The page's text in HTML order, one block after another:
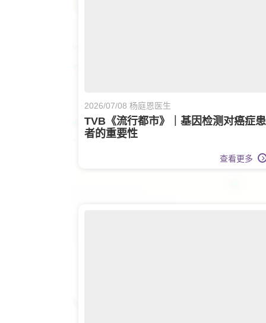
2026/07/08 杨庭恩医生
TVB《流行都市》｜基因检测对癌症患
者的重要性
查看更多